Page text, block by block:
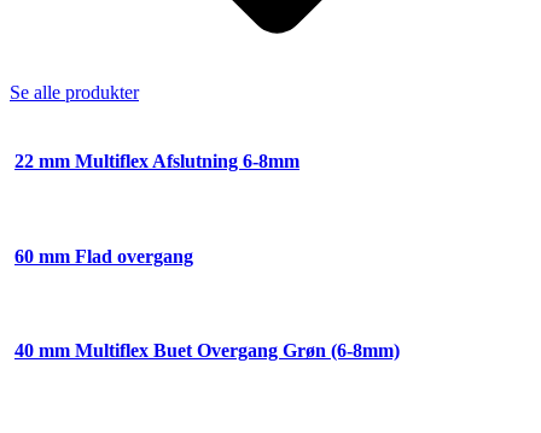
Se alle produkter
22 mm Multiflex Afslutning 6-8mm
60 mm Flad overgang
40 mm Multiflex Buet Overgang Grøn (6-8mm)